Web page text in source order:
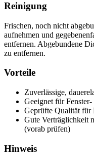
Reinigung
Frischen, noch nicht
aufnehmen und
entfernen. Abgebundene
zu entfernen.
Vorteile
Zuverlässige,
Geeignet für
Geprüfte Qualität für
Gute Verträglichkeit
(vorab prüfen)
Hinweis